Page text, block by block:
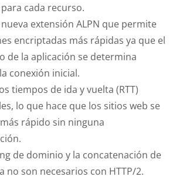
cada recurso.
extensión ALPN que permite
encriptadas más rápidas ya que el
de la aplicación se determina
conexión inicial.
tiempos de ida y vuelta (RTT)
lo que hace que los sitios web se
rápido sin ninguna
de dominio y la concatenación de
no son necesarios con HTTP/2.